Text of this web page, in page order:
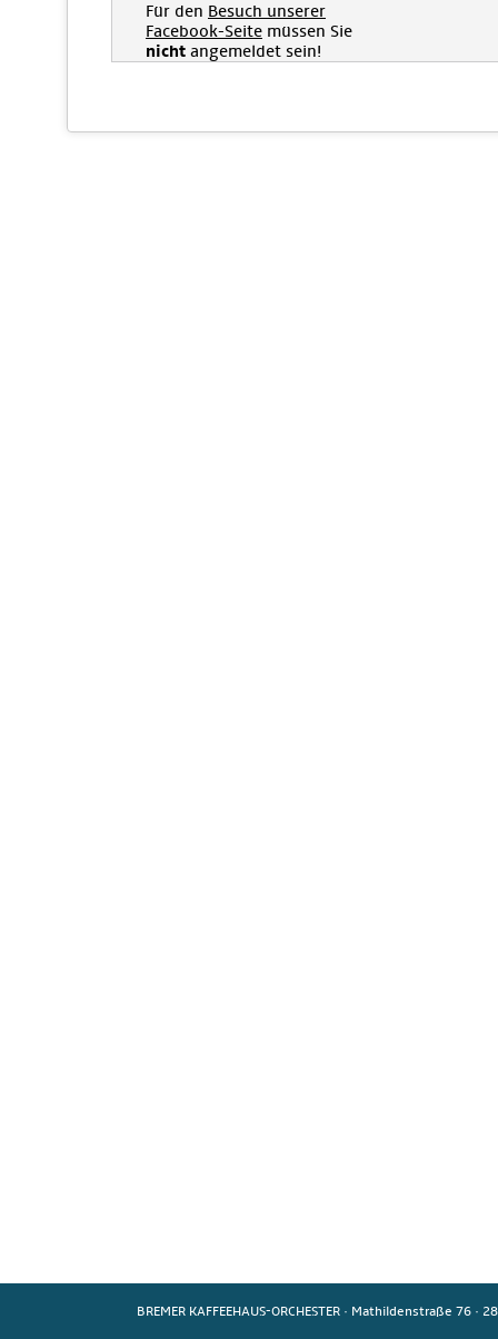
Für den Besuch unserer
Facebook-Seite müssen Sie
nicht angemeldet sein!
BREMER KAFFEEHAUS-ORCHESTER · Mathildenstraße 76 ·